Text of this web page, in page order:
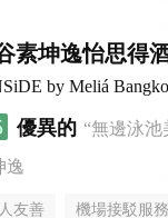
素坤逸怡思得
by Meliá
優異的 “無邊泳
逸
友善 機場接駁服務